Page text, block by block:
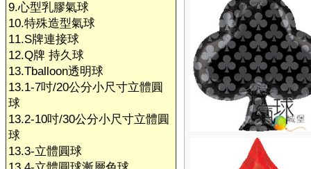
9.心型乳膠氣球
10.特殊造型氣球
11.S牌連接球
12.Q牌 持久球
13.Tballoon透明球
13.1-7吋/20公分小尺寸立體圓
球
13.2-10吋/30公分小尺寸立體圓
球
13.3-立體圓球